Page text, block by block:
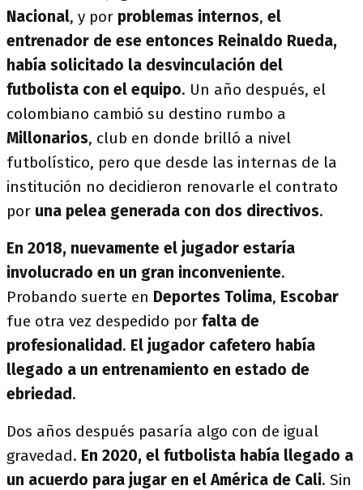
Nacional, y por problemas internos, el
entrenador de ese entonces Reinaldo Rueda,
había solicitado la desvinculación del
futbolista con el equipo. Un año después, el
colombiano cambió su destino rumbo a
Millonarios, club en donde brilló a nivel
futbolístico, pero que desde las internas de la
institución no decidieron renovarle el contrato
por una pelea generada con dos directivos.
En 2018, nuevamente el jugador estaría
involucrado en un gran inconveniente.
Probando suerte en Deportes Tolima, Escobar
fue otra vez despedido por falta de
profesionalidad. El jugador cafetero había
llegado a un entrenamiento en estado de
ebriedad.
Dos años después pasaría algo con de igual
gravedad. En 2020, el futbolista había llegado a
un acuerdo para jugar en el América de Cali. Sin